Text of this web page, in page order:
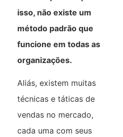
isso, não existe um
método padrão que
funcione em todas as
organizações.
Aliás, existem muitas
técnicas e táticas de
vendas no mercado,
cada uma com seus